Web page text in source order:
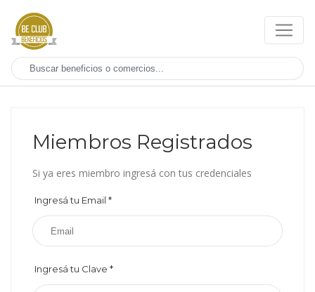
Miembros Registrados
Si ya eres miembro ingresá con tus credenciales
Ingresá tu Email *
Ingresá tu Clave *